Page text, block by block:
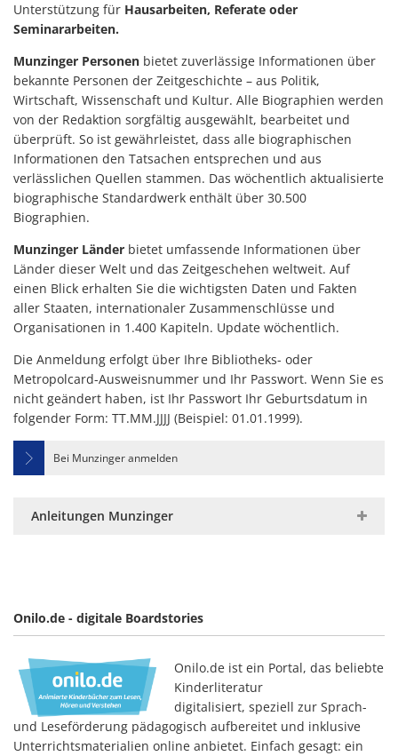
Unterstützung für Hausarbeiten, Referate oder
Seminararbeiten.
Munzinger Personen bietet zuverlässige Informationen über
bekannte Personen der Zeitgeschichte – aus Politik,
Wirtschaft, Wissenschaft und Kultur. Alle Biographien werden
von der Redaktion sorgfältig ausgewählt, bearbeitet und
überprüft. So ist gewährleistet, dass alle biographischen
Informationen den Tatsachen entsprechen und aus
verlässlichen Quellen stammen. Das wöchentlich aktualisierte
biographische Standardwerk enthält über 30.500
Biographien.
Munzinger Länder bietet umfassende Informationen über
Länder dieser Welt und das Zeitgeschehen weltweit. Auf
einen Blick erhalten Sie die wichtigsten Daten und Fakten
aller Staaten, internationaler Zusammenschlüsse und
Organisationen in 1.400 Kapiteln. Update wöchentlich.
Die Anmeldung erfolgt über Ihre Bibliotheks- oder
Metropolcard-Ausweisnummer und Ihr Passwort. Wenn Sie es
nicht geändert haben, ist Ihr Passwort Ihr Geburtsdatum in
folgender Form: TT.MM.JJJJ (Beispiel: 01.01.1999).
Bei Munzinger anmelden
Anleitungen Munzinger
Onilo.de - digitale Boardstories
Onilo.de ist ein Portal, das beliebte
Kinderliteratur
digitalisiert, speziell zur Sprach-
und Leseförderung pädagogisch aufbereitet und inklusive
Unterrichtsmaterialien online anbietet. Einfach gesagt: ein